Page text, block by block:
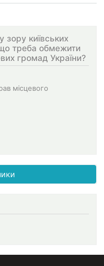
зору київських
що треба обмежити
громад України?
місцевого